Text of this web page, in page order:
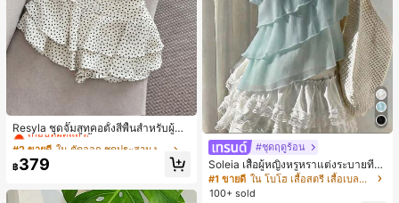
Resyla ชุดจั๊มสูทคอตั้งสีพื้นสำหรับผู้ห
ญิงและกระโปรงสั้นชายระบายลายจุด 2
ชิ้น
ใน ตัดออก ชุดประสานงานสตรี
เกือบหมดแล้ว!
#2 ขายดี
เกือบหมดแล้ว!
#2 ขายดี
เกือบหมดแล้ว!
#2 ขายดี
เกือบหมดแล้ว!
฿379
#ชุดฤดูร้อน
Soleia เสื้อผู้หญิงหรูหราแต่งระบายที่ไ
หล่สำหรับวันหยุดฤดูร้อน
#1 ขายดี
ใน โบโฮ เสื้อสตรี เสื้อเบลาส์ & Tee
100+ sold